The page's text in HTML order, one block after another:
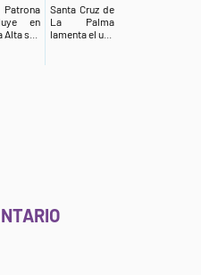
en
Alta s...
Santa Cruz de
La Palma
lamenta el u...